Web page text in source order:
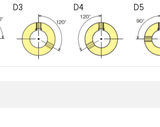
D3 D4 D5